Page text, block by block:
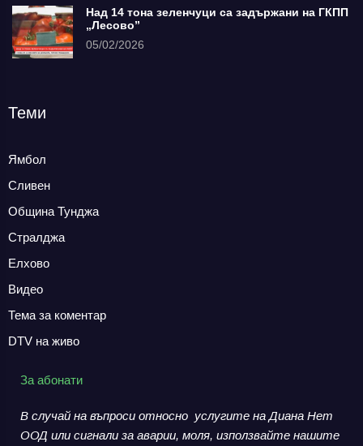
Над 14 тона зеленчуци са задържани на ГКПП
„Лесово”
05/02/2026
Теми
Ямбол
Сливен
Община Тунджа
Стралджа
Елхово
Видео
Тема за коментар
DTV на живо
За абонати
В случай на въпроси относно услугите на Диана Нет
ООД или сигнали за аварии, моля, използвайте нашите